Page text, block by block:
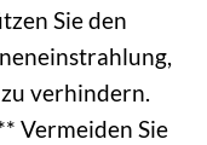
Sie den
verhindern.
Vermeiden Sie